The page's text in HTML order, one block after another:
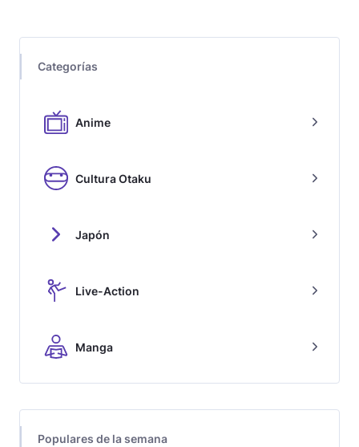
Categorías
Anime
Cultura Otaku
Japón
Live-Action
Manga
Populares de la semana